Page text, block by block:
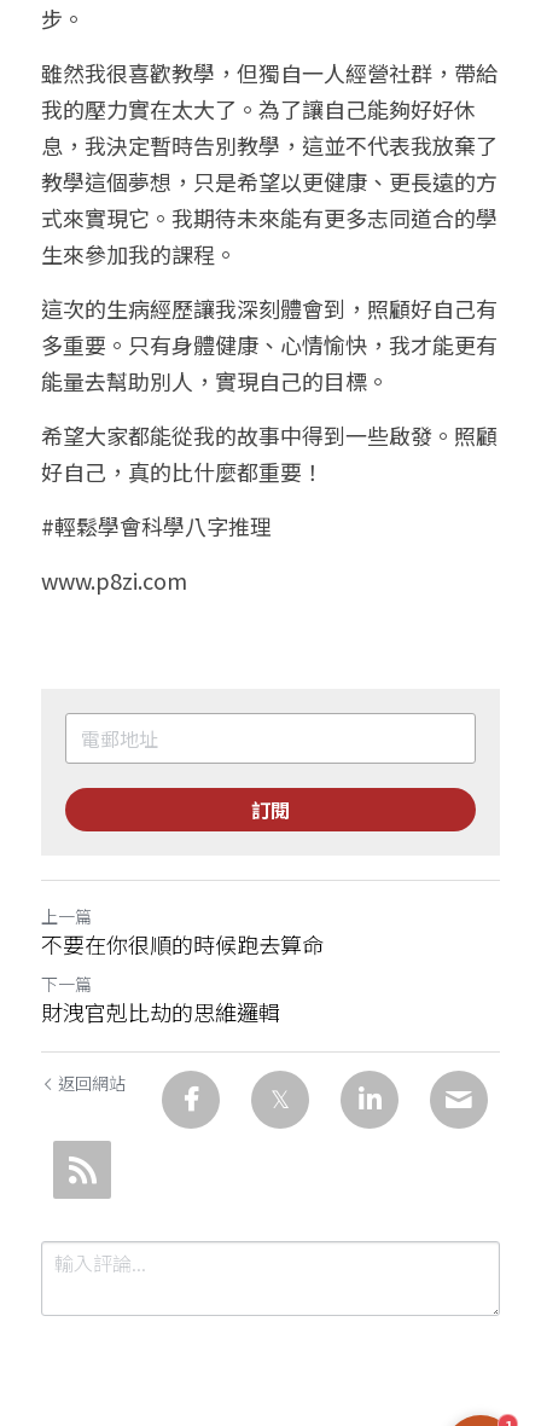
五行計算初階班
五行計算高階班
團隊訓練營
輕鬆學會科學八字推理
FB粉絲頁
繁體中文
0938617837
support@p8zicourse.com
五行八字線上班
步。
雖然我很喜歡教學，但獨自一人經營社群，帶給
我的壓力實在太大了。為了讓自己能夠好好休
息，我決定暫時告別教學，這並不代表我放棄了
教學這個夢想，只是希望以更健康、更長遠的方
式來實現它。我期待未來能有更多志同道合的學
生來參加我的課程。
這次的生病經歷讓我深刻體會到，照顧好自己有
多重要。只有身體健康、心情愉快，我才能更有
能量去幫助別人，實現自己的目標。
希望大家都能從我的故事中得到一些啟發。照顧
好自己，真的比什麼都重要！
#輕鬆學會科學八字推理
www.p8zi.com
訂閱
上一篇
不要在你很順的時候跑去算命
下一篇
財洩官剋比劫的思維邏輯
返回網站